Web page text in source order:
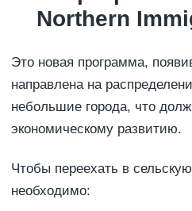
Northern
Это новая программа,
направлена на
небольшие города, что
экономическому развитию.
Чтобы переехать в
необходимо: